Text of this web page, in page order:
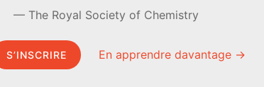
The Royal Society of Chemistry
S’INSCRIRE En apprendre davantage →